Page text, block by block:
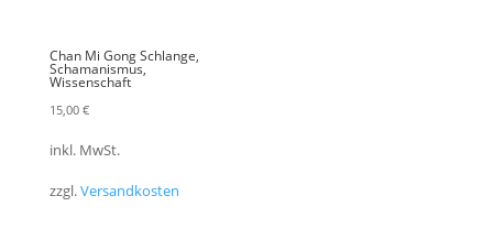
Chan Mi Gong Schlange,
Schamanismus,
Wissenschaft
15,00 €
inkl. MwSt.
zzgl.Versandkosten